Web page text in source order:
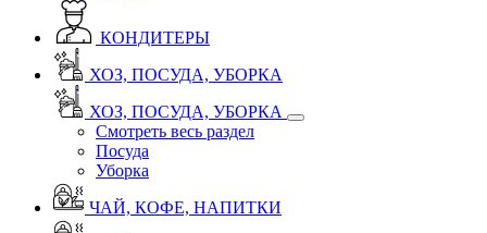
КОНДИТЕРЫ
ХОЗ, ПОСУДА, УБОРКА
ХОЗ, ПОСУДА, УБОРКА
Смотреть весь раздел
Посуда
Уборка
ЧАЙ, КОФЕ, НАПИТКИ